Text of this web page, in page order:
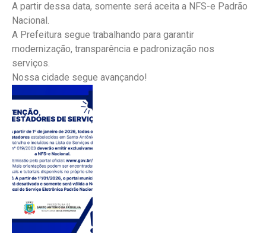
A partir dessa data, somente será aceita a NFS-e Padrão
Nacional.
A Prefeitura segue trabalhando para garantir
modernização, transparência e padronização nos
serviços.
Nossa cidade segue avançando!